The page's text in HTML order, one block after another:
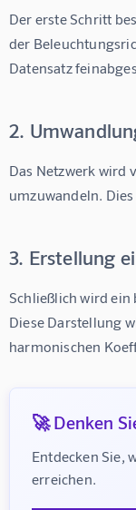
Der erste Schritt
der
Datensatz
2.
Das Netzwerk
umzuwandeln.
3. Erstellung
Schließlich wird
Diese Darstellung
harmonischen
🚀 Denken
Entdecken Sie,
erreichen.